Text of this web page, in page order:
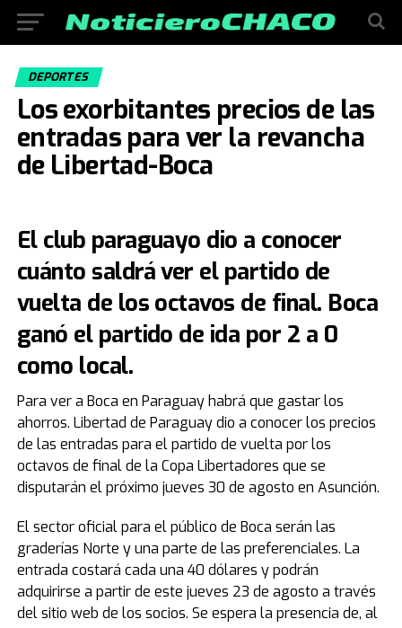
DEPORTES
Los exorbitantes precios de las
entradas para ver la revancha
de Libertad-Boca
El club paraguayo dio a conocer
cuánto saldrá ver el partido de
vuelta de los octavos de final. Boca
ganó el partido de ida por 2 a 0
como local.
Para ver a Boca en Paraguay habrá que gastar los
ahorros. Libertad de Paraguay dio a conocer los precios
de las entradas para el partido de vuelta por los
octavos de final de la Copa Libertadores que se
disputarán el próximo jueves 30 de agosto en Asunción.
El sector oficial para el público de Boca serán las
graderías Norte y una parte de las preferenciales. La
entrada costará cada una 40 dólares y podrán
adquirirse a partir de este jueves 23 de agosto a través
del sitio web de los socios. Se espera la presencia de, al